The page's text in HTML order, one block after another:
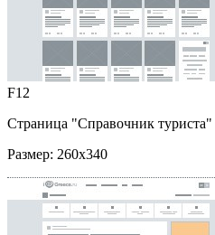
F12
Страница "Справочник туриста"
Размер: 260x340